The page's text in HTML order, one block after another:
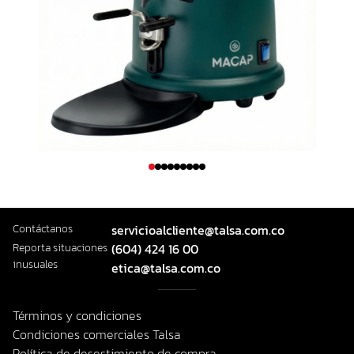
Contáctanos servicioalcliente@talsa.com.co
Reporta situaciones
inusuales
(604) 424 16 00
etica@talsa.com.co
Términos y condiciones
Condiciones comerciales Talsa